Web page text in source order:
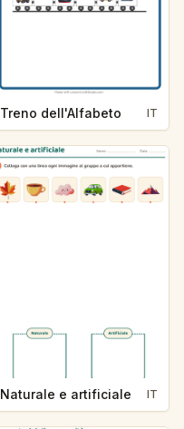
Treno dell'Alfabeto IT
Naturale e artificiale IT